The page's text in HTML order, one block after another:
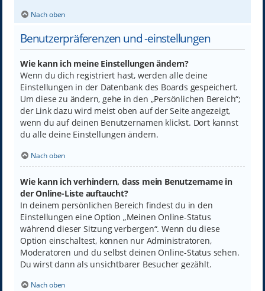
Nach oben
Benutzerpräferenzen und -einstellungen
Wie kann ich meine Einstellungen ändern?
Wenn du dich registriert hast, werden alle deine
Einstellungen in der Datenbank des Boards gespeichert.
Um diese zu ändern, gehe in den „Persönlichen Bereich“;
der Link dazu wird meist oben auf der Seite angezeigt,
wenn du auf deinen Benutzernamen klickst. Dort kannst
du alle deine Einstellungen ändern.
Nach oben
Wie kann ich verhindern, dass mein Benutzername in
der Online-Liste auftaucht?
In deinem persönlichen Bereich findest du in den
Einstellungen eine Option „Meinen Online-Status
während dieser Sitzung verbergen“. Wenn du diese
Option einschaltest, können nur Administratoren,
Moderatoren und du selbst deinen Online-Status sehen.
Du wirst dann als unsichtbarer Besucher gezählt.
Nach oben